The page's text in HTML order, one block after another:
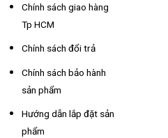
Chính sách giao hàng
Tp HCM
Chính sách đổi trả
Chính sách bảo hành
sản phẩm
Hướng dẫn lắp đặt sản
phẩm